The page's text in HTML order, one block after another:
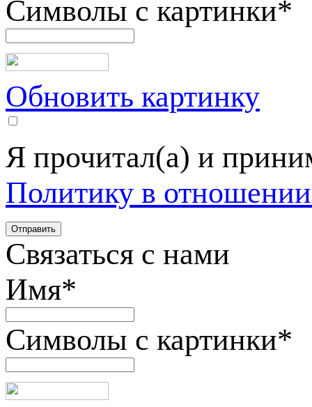
Символы с картинки*
Обновить картинку
Я прочитал(а) и
Политику в
Связаться с нами
Имя*
Символы с картинки*